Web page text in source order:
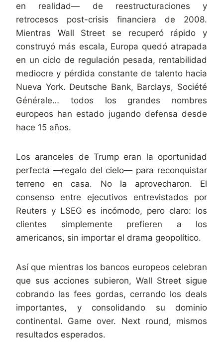
en realidad— de reestructuraciones y
retrocesos post-crisis financiera de 2008.
Mientras Wall Street se recuperó rápido y
construyó más escala, Europa quedó atrapada
en un ciclo de regulación pesada, rentabilidad
mediocre y pérdida constante de talento hacia
Nueva York. Deutsche Bank, Barclays, Société
Générale… todos los grandes nombres
europeos han estado jugando defensa desde
hace 15 años.
Los aranceles de Trump eran la oportunidad
perfecta —regalo del cielo— para reconquistar
terreno en casa. No la aprovecharon. El
consenso entre ejecutivos entrevistados por
Reuters y LSEG es incómodo, pero claro: los
clientes simplemente prefieren a los
americanos, sin importar el drama geopolítico.
Así que mientras los bancos europeos celebran
que sus acciones subieron, Wall Street sigue
cobrando las fees gordas, cerrando los deals
importantes, y consolidando su dominio
continental. Game over. Next round, mismos
resultados esperados.